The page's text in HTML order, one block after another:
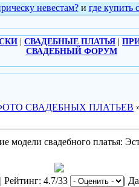
невестам?и где купить
СВАДЕБНЫЕ ПЛАТЬЯ
СВАДЕБНЫЙ ФОРУМ
СВАДЕБНЫХ ПЛАТЬЕВ
модели свадебного платья:
Рейтинг: 4.7/33
|